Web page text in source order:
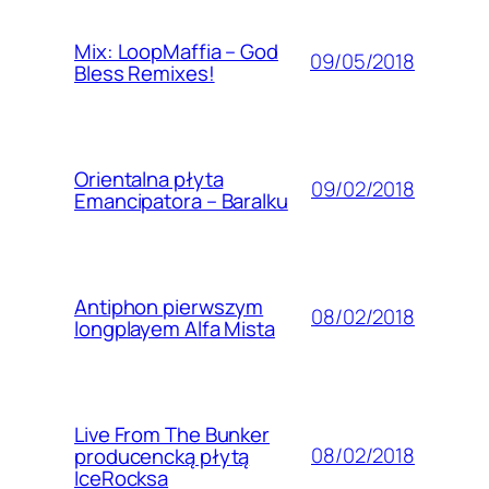
Mix: LoopMaffia – God
Bless Remixes! 09/05/2018
Orientalna płyta
Emancipatora – Baralku 09/02/2018
Antiphon pierwszym
longplayem Alfa Mista 08/02/2018
Live From The Bunker
producencką płytą
IceRocksa
08/02/2018